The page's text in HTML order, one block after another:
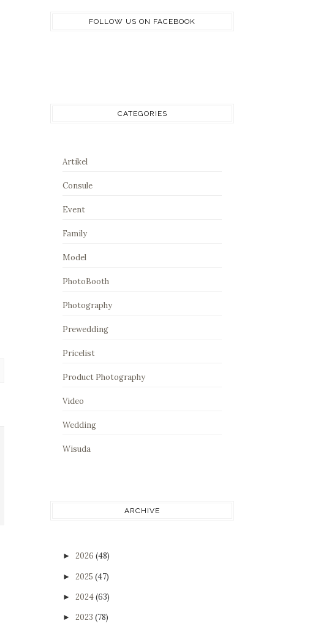
FOLLOW US ON FACEBOOK
CATEGORIES
Artikel
Consule
Event
Family
Model
PhotoBooth
Photography
Prewedding
Pricelist
Product Photography
Video
Wedding
Wisuda
ARCHIVE
► 2026 (48)
► 2025 (47)
► 2024(63)
► 2023 (78)